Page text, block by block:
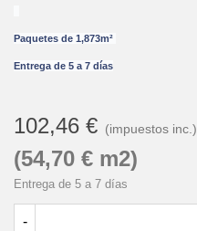
Paquetes de 1,873m²
Entrega de 5 a 7 días
102,46 € (impuestos inc.)
(54,70 € m2)
Entrega de 5 a 7 días
-